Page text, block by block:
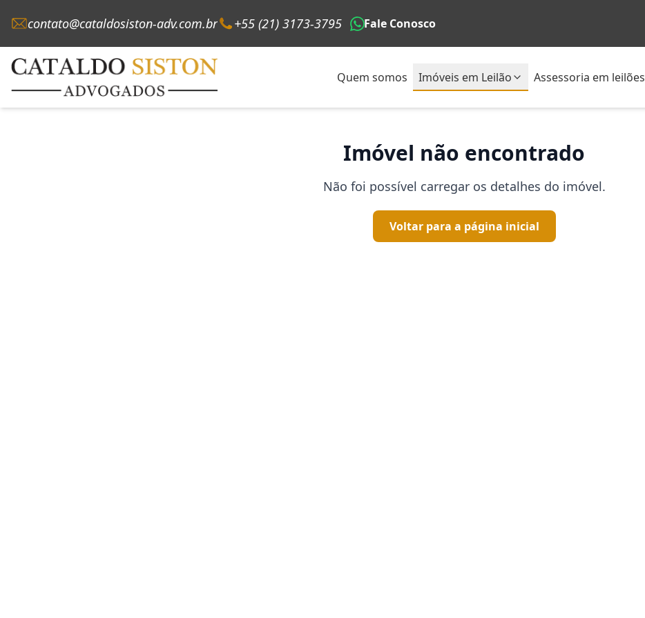
contato@cataldosiston-adv.com.br +55 (21) 3173-3795 Fale Conosco
Quem somos Imóveis em Leilão Assessoria em leilões
Imóvel não encontrado
Não foi possível carregar os detalhes do imóvel.
Voltar para a página inicial